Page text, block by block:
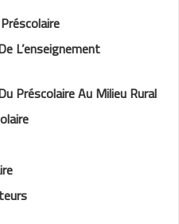
L’enseignement
Préscolaire Au Milieu Rural